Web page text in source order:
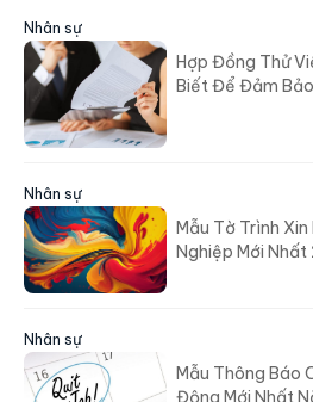
Nhân sự
Hợp Đồng Thử
Biết Để Đảm
Nhân sự
Mẫu Tờ Trình Xin
Nghiệp Mới
Nhân sự
Mẫu Thông Báo